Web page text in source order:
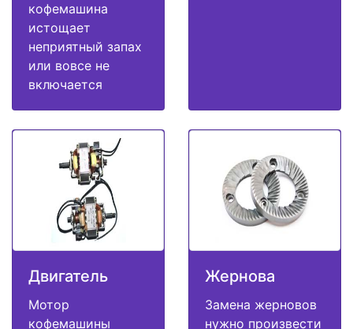
кофемашина
истощает
неприятный запах
или вовсе не
включается
Двигатель
Мотор
кофемашины
Жернова
Замена жерновов
нужно произвести